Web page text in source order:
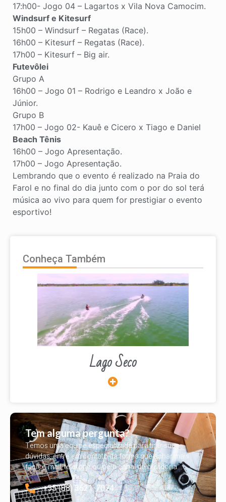
17:h00- Jogo 04 – Lagartos x Vila Nova Camocim.
Windsurf e Kitesurf
15h00 – Windsurf – Regatas (Race).
16h00 – Kitesurf – Regatas (Race).
17h00 – Kitesurf – Big air.
Futevôlei
Grupo A
16h00 – Jogo 01 – Rodrigo e Leandro x João e
Júnior.
Grupo B
17h00 – Jogo 02- Kauê e Cicero x Tiago e Daniel
Beach Tênis
16h00 – Jogo Apresentação.
17h00 – Jogo Apresentação.
Lembrando que o evento é realizado na Praia do
Farol e no final do dia junto com o por do sol terá
música ao vivo para quem for prestigiar o evento
esportivo!
Conheça Também
Lago Seco
Tem alguma pergunta?
Temos uma equipe especializada para tirar suas
dúvidas, entre em contato da forma que achar mais
fácil, e-mail, telefone ou pelo canal de ouvidoria.
+55 (88) 3621-7074